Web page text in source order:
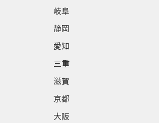
岐阜
静岡
愛知
三重
滋賀
京都
大阪